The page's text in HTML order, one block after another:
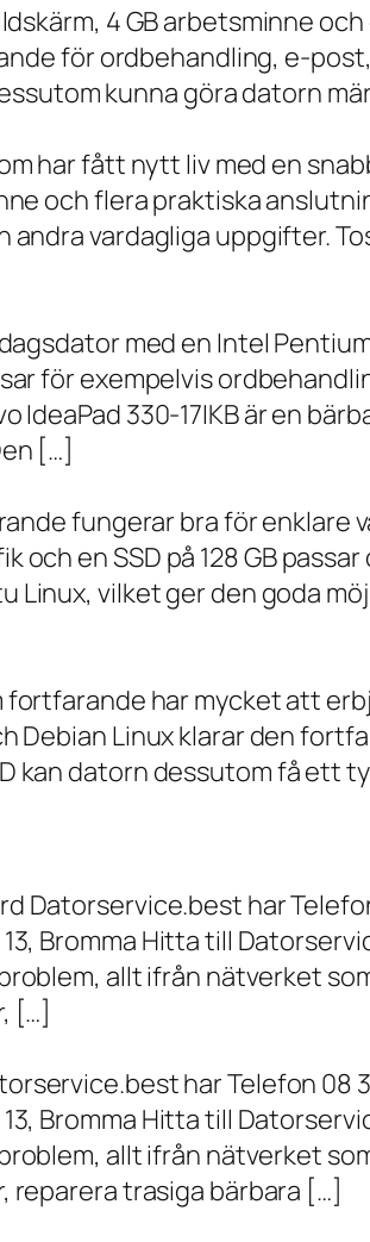
4 GB arbetsminne
för ordbehandling, e-
kunna göra datorn
har fått nytt liv med en
och flera praktiska
vardagliga uppgifter.
med en Intel
för exempelvis
330-17IKB är en
[…]
fungerar bra för enklare
en SSD på 128 GB
Linux, vilket ger den goda
har mycket att
Debian Linux klarar den
kan datorn dessutom få
Datorservice.best har
Bromma Hitta till
allt ifrån nätverket
[…]
har Telefon 08
Bromma Hitta till
allt ifrån nätverket
trasiga bärbara […]